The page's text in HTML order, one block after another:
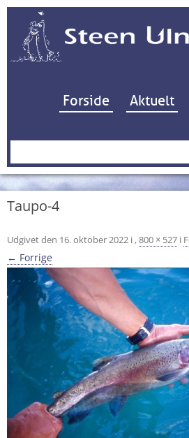
Hop
Forside Aktuelt
Søg
Taupo-4
Udgivet den 16. oktober 2022 i ,800 × 527 i
← Forrige